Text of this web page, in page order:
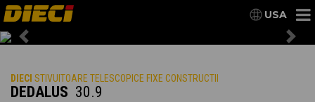
USA
Previous
DIECI STIVUITOARE TELESCOPICE FIXE CONSTRUCTII
DEDALUS 30.9